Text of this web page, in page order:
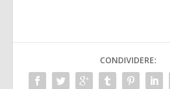
CONDIVIDERE: